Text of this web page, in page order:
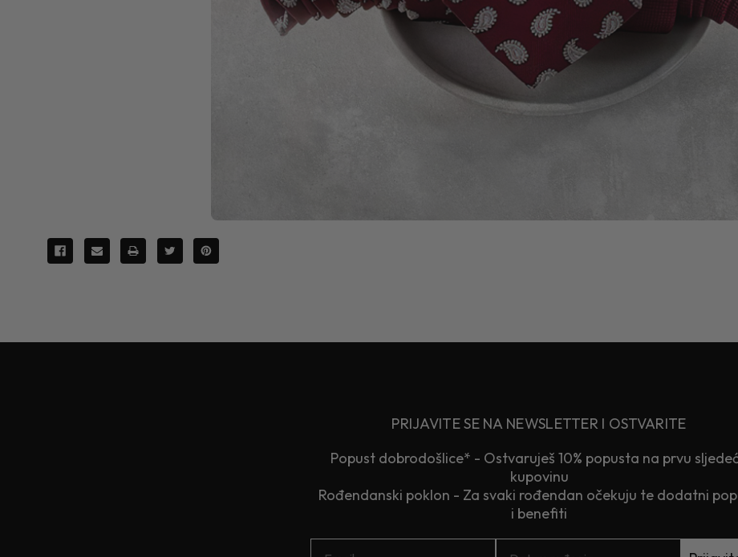
PRIJAVITE SE NA NEWSLETTER I OSTVARITE
Popust dobrodošlice* - Ostvaruješ 10% popusta na prvu
kupovinu
Rođendanski poklon - Za svaki rođendan očekuju te dodatni
i benefiti